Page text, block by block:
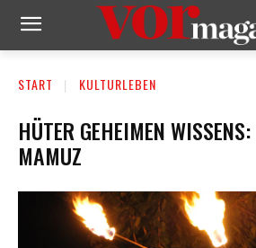
START KULTURLEBEN
HÜTER GEHEIMEN
MAMUZ